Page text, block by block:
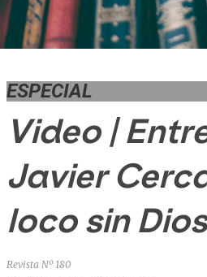
Revista Nº 180
ESPECIAL
Video |
Javier
loco sin